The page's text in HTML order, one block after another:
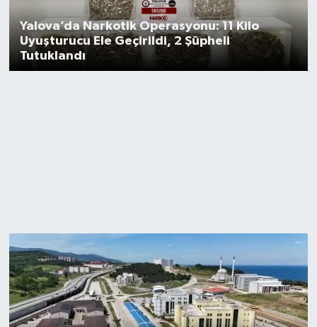
Yalova’da Narkotik Operasyonu: 11 Kilo
Uyuşturucu Ele Geçirildi, 2 Şüpheli
Tutuklandı